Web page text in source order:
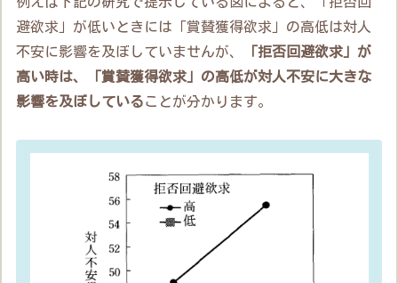
避欲求」が低いときには「賞賛獲得欲求」の高低は対人
不安に影響を及ぼしていませんが、
「拒否回避欲求」が
高い時は、「賞賛獲得欲求」の高低が対人不安に大きな
影響を及ぼしていることが分かります。